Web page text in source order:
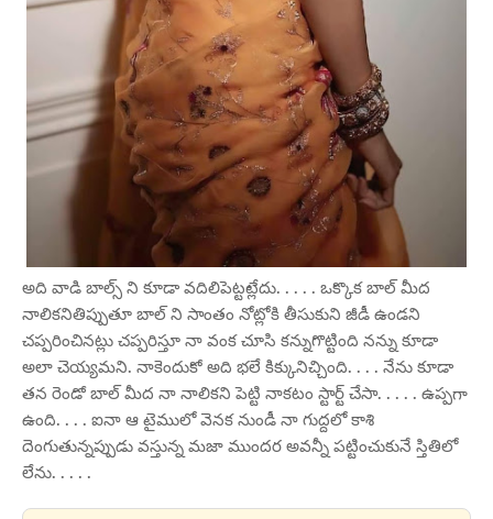
అది వాడి బాల్స్ ని కూడా వదిలిపెట్టట్లేదు. . . . . ఒక్కొక బాల్ మీద
నాలికనితిప్పుతూ బాల్ ని సాంతం నోట్లోకి తీసుకుని జీడీ ఉండని
చప్పరించినట్లు చప్పరిస్తూ నా వంక చూసి కన్నుగొట్టింది నన్ను కూడా
అలా చెయ్యమని. నాకెందుకో అది భలే కిక్కునిచ్చింది. . . . నేను కూడా
తన రెండో బాల్ మీద నా నాలికని పెట్టి నాకటం స్టార్ట్ చేసా. . . . . ఉప్పగా
ఉంది. . . . ఐనా ఆ టైములో వెనక నుండీ నా గుద్దలో కాశి
దెంగుతున్నప్పుడు వస్తున్న మజా ముందర అవన్నీ పట్టించుకునే స్తితిలో
లేను. . . . .